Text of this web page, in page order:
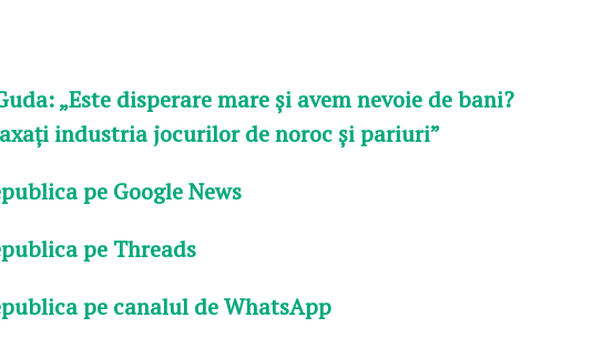
„Este disperare mare și avem nevoie de bani?
industria jocurilor de noroc și pariuri”
pe Google News
pe Threads
pe canalul de WhatsApp